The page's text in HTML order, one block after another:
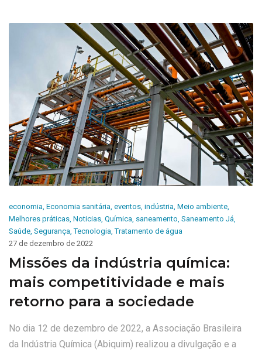
economia, Economia sanitária, eventos, indústria, Meio ambiente,
Melhores práticas, Noticias, Química, saneamento, Saneamento Já,
Saúde, Segurança,Tecnologia,Tratamento de água
27 de dezembro de 2022
Missões da indústria química:
mais competitividade e mais
retorno para a sociedade
No dia 12 de dezembro de 2022, a Associação Brasileira
da Indústria Química (Abiquim) realizou a divulgação e a